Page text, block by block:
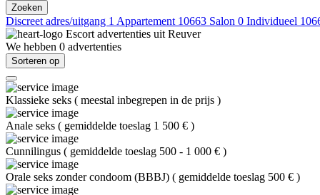
Zoeken
Discreet adres/uitgang 1 Appartement 10663 Salon 0 Individueel
Escort advertenties uit Reuver
We hebben 0 advertenties
Sorteren op
Klassieke seks ( meestal inbegrepen in de prijs )
Anale seks ( gemiddelde toeslag 1 500 € )
Cunnilingus ( gemiddelde toeslag 500 - 1 000 € )
Orale seks zonder condoom (BBBJ) ( gemiddelde toeslag 500 € )